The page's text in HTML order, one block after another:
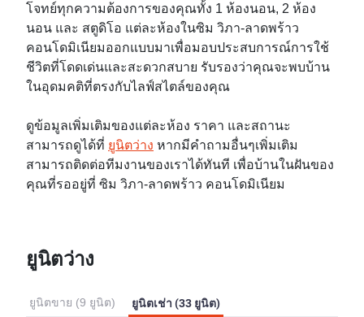
โจทย์ทุกความต้องการของคุณทั้ง 1 ห้องนอน, 2 ห้อง
นอน และ สตูดิโอ แต่ละห้องในซิม วิภา-ลาดพร้าว
คอนโดมิเนียมออกแบบมาเพื่อมอบประสบการณ์การใช้
ชีวิตที่โดดเด่นและสะดวกสบาย รับรองว่าคุณจะพบบ้าน
ในอุดมคติที่ตรงกับไลฟ์สไตล์ของคุณ
ดูข้อมูลเพิ่มเติมของแต่ละห้อง ราคา และสถานะ
สามารถดูได้ที่ ยูนิตว่าง หากมีคำถามอื่นๆเพิ่มเติม
สามารถติดต่อทีมงานของเราได้ทันที เพื่อบ้านในฝันของ
คุณที่รออยู่ที่ ซิม วิภา-ลาดพร้าว คอนโดมิเนียม
ยูนิตว่าง
ยูนิตขาย (9 ยูนิต) ยูนิตเช่า (33 ยูนิต)